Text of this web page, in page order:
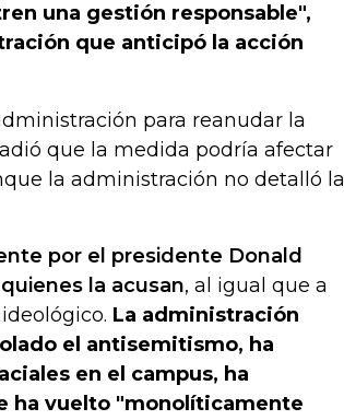
una gestión responsable",
que anticipó la acción
para reanudar la
que la medida podría afectar
la administración no detalló la
por el presidente Donald
la acusan, al igual que a
La administración
el antisemitismo, ha
en el campus, ha
ha vuelto "monolíticamente